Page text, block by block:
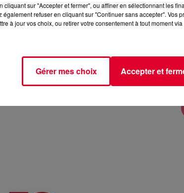
rave et tech-house
cliquant sur "Accepter et fermer", ou affiner en sélectionnant les
également refuser en cliquant sur "Continuer sans accepter". Vos
à jour vos choix, ou retirer votre consentement à tout moment
Gérer mes choix Accepter et